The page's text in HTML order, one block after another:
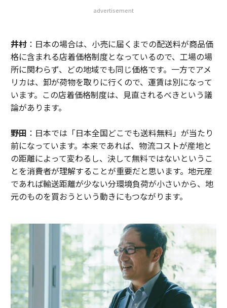
advertisement
井村：日本の場合は、小売に届くまでの配送料が商品価
格に含まれる店着価格制度となっているので、工場の場
所に関わらず、どの地域でも同じ価格です。一方でアメ
リカは、卸が荷物を取りに行くので、運賃は別になって
います。この店着価格制度は、見直されるべきという議
論があります。
野田 ：日本では「日本全国どこでも送料無料」が当たり
前になっています。本来であれば、物流コストが産地と
の距離によって変わるし、決して無料ではないというこ
とを消費者が理解することが重要だと思います。地元産
であれば輸送距離が少ない分環境負荷が小さいから、地
元のものを買おうという動きにもつながります。